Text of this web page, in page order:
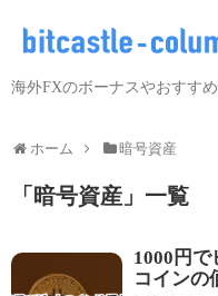
海外FXのボーナスやおすす
ホーム 暗号資産
「 暗号資産 」 一覧
1000円
コインの